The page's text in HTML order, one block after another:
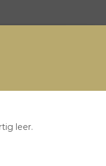
leer.